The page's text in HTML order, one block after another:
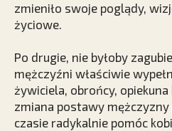
zmieniło swoje poglądy,
życiowe.
Po drugie, nie byłoby
mężczyźni właściwie
żywiciela, obrońcy,
zmiana postawy
czasie radykalnie pomóc